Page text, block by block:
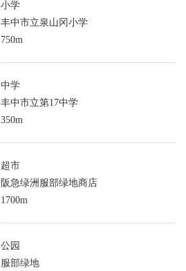
小学
丰中市立泉山冈小学
750m
中学
丰中市立第17中学
350m
超市
阪急绿洲服部绿地商店
1700m
公园
服部绿地